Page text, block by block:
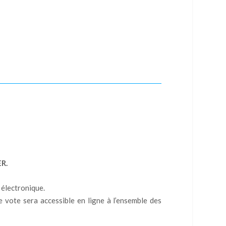
sera accessible en ligne à l’ensemble des